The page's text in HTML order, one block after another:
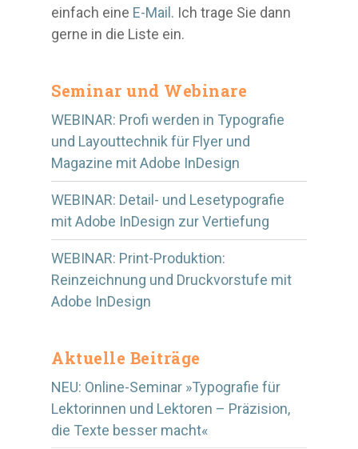
einfach eine E-Mail . Ich trage Sie dann
gerne in die Liste ein.
Seminar und Webinare
WEBINAR: Profi werden in Typografie
und Layouttechnik für Flyer und
Magazine mit Adobe InDesign
WEBINAR: Detail- und Lesetypografie
mit Adobe InDesign zur Vertiefung
WEBINAR: Print-Produktion:
Reinzeichnung und Druckvorstufe mit
Adobe InDesign
Aktuelle Beiträge
NEU: Online-Seminar »Typografie für
Lektorinnen und Lektoren – Präzision,
die Texte besser macht«